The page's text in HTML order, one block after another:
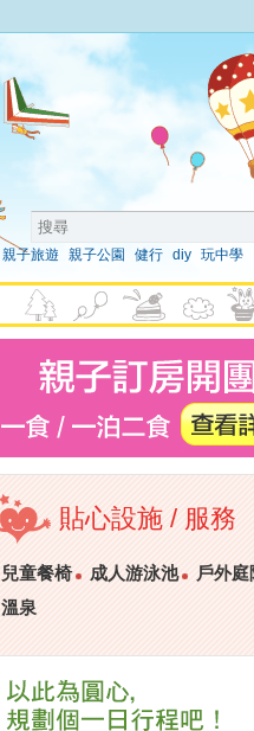
親子旅遊 親子公園 健行 diy 玩中學
貼心設施 / 服務
兒童餐椅 成人游泳池
戶外庭
溫泉